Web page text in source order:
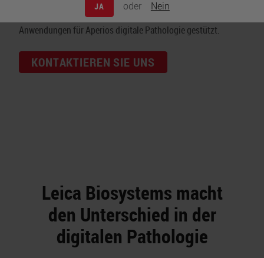
JA oder Nein
weltweiten Erfahrungen in der Einrichtung tausender
Anwendungen für Aperios digitale Pathologie gestützt.
KONTAKTIEREN SIE UNS
Leica Biosystems macht
den Unterschied in der
digitalen Pathologie